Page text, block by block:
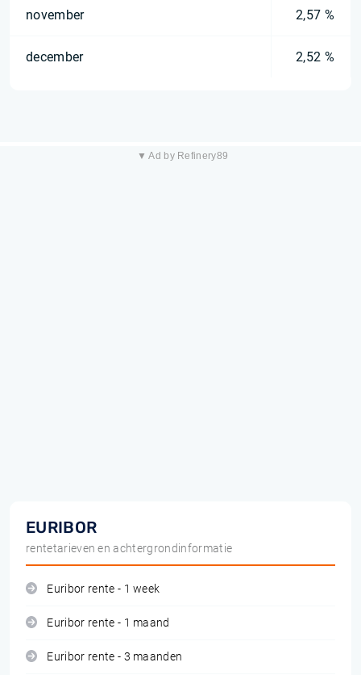
november 2,57 %
december 2,52 %
▼ Ad by Refinery89
EURIBOR
rentetarieven en achtergrondinformatie
Euribor rente - 1 week
Euribor rente - 1 maand
Euribor rente - 3 maanden